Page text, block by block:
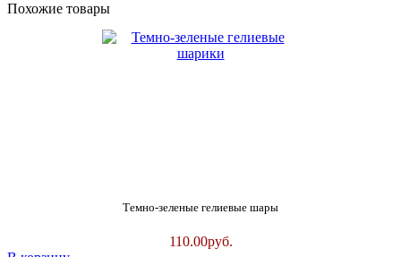
Похожие товары
Темно-зеленые гелиевые шары
110.00руб.